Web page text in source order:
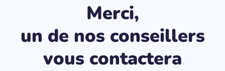
Merci,
un de nos conseillers
vous contactera